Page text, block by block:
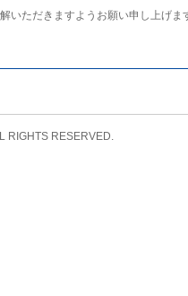
いただきますようお願い申し上げま